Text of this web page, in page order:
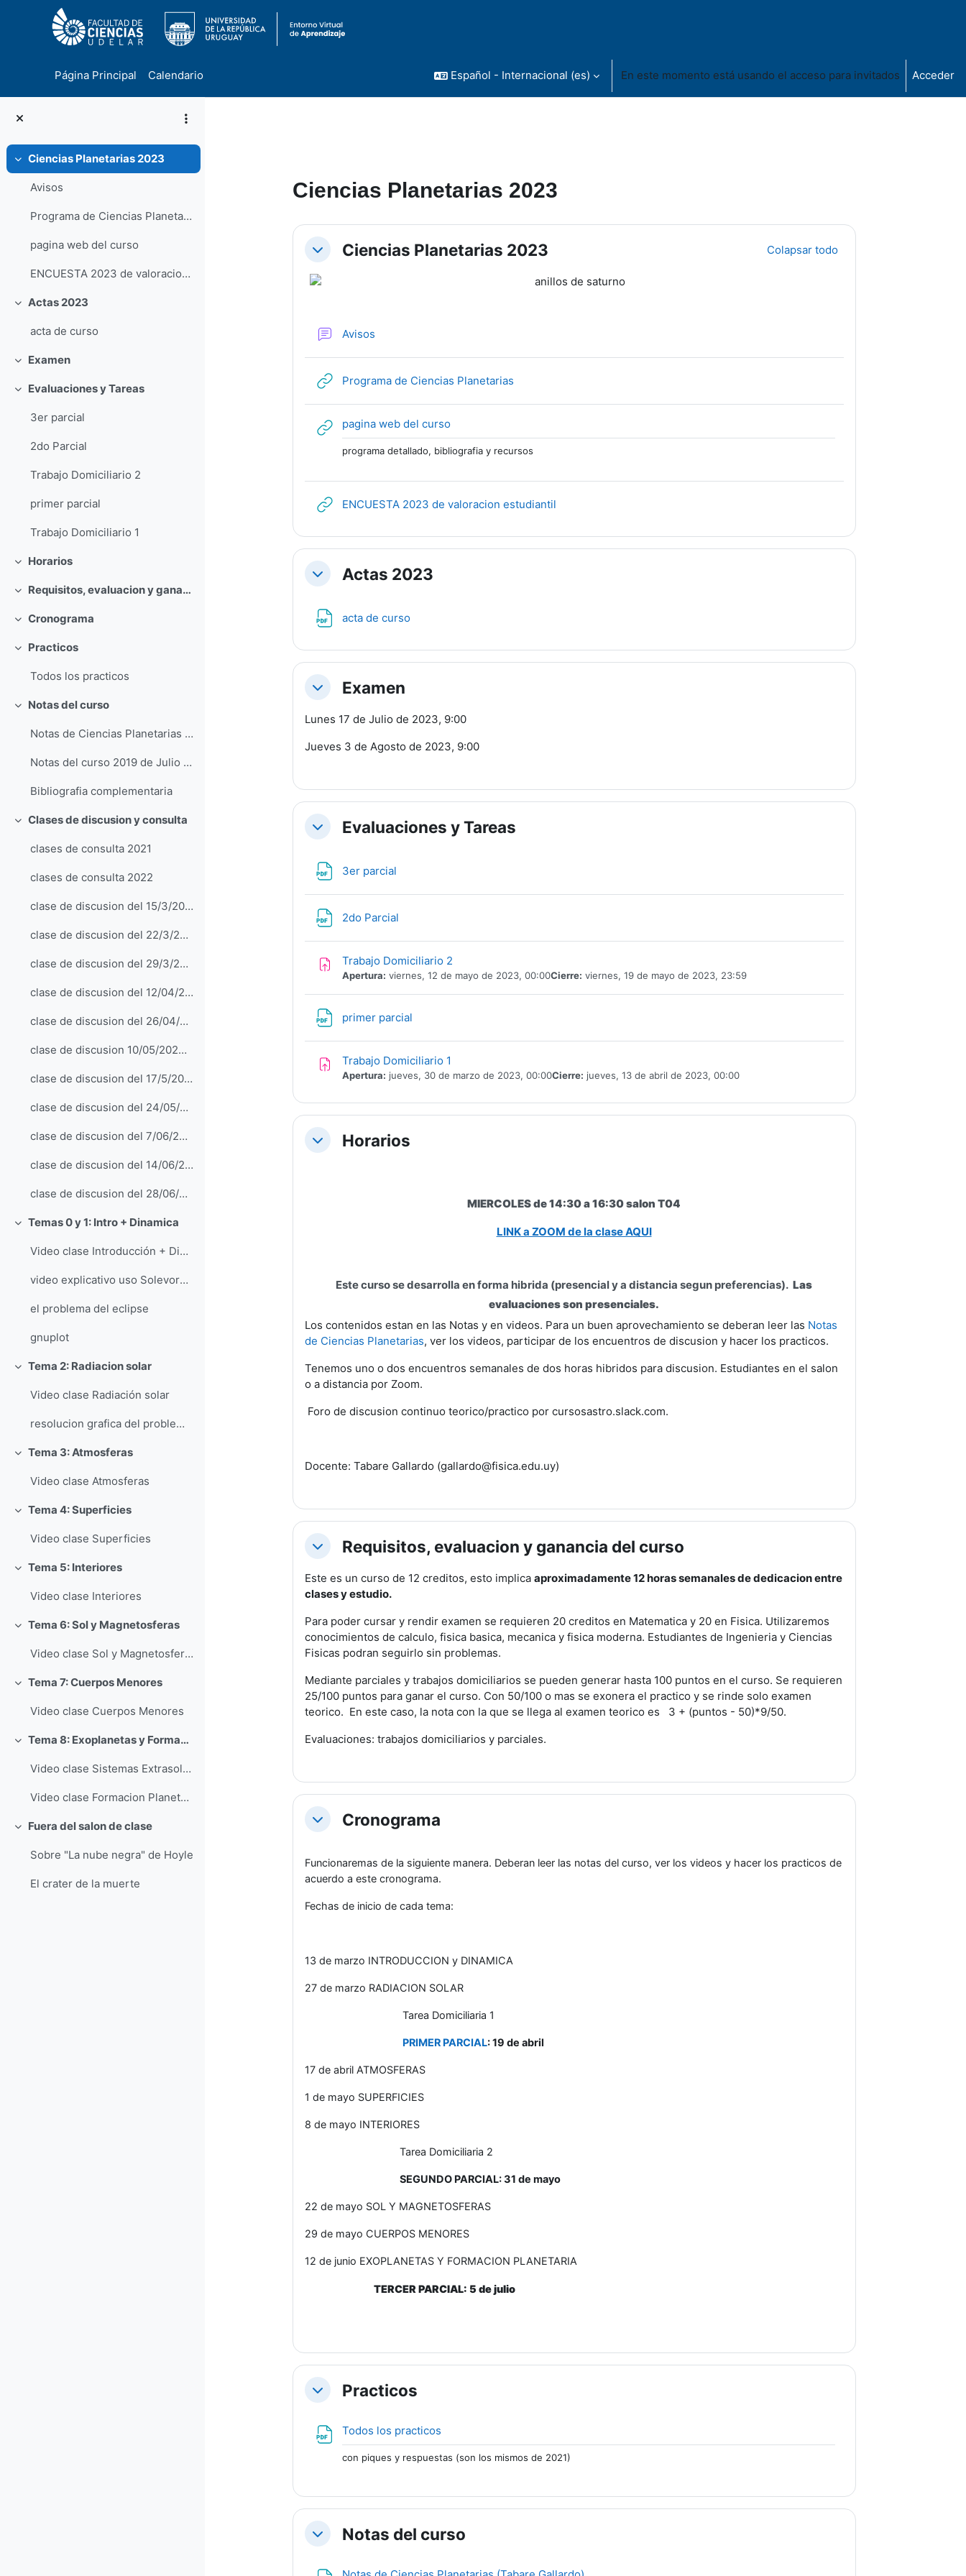
Página Principal Calendario Español - Internacional ‎(es)‎ En este momento está usando el acceso para invitados Acceder
Colapsar
Ciencias Planetarias 2023
Avisos
Programa de Ciencias Planetarias
pagina web del curso
ENCUESTA 2023 de valoracion estudiantil
Colapsar
Actas 2023
acta de curso
Colapsar
Examen
Colapsar
Evaluaciones y Tareas
3er parcial
2do Parcial
Trabajo Domiciliario 2
primer parcial
Trabajo Domiciliario 1
Colapsar
Horarios
Colapsar Requisitos, evaluacion y ganancia del curso
Colapsar
Cronograma
Colapsar
Practicos
Todos los practicos
Colapsar
Notas del curso
Notas de Ciencias Planetarias (Tabare Gallardo)
Notas del curso 2019 de Julio Fernandez
Bibliografia complementaria
Colapsar
Clases de discusion y consulta
clases de consulta 2021
clases de consulta 2022
clase de discusion del 15/3/2023: dinamica
clase de discusion del 22/3/2023: dinamica
clase de discusion del 29/3/2023: radiacion
clase de discusion del 12/04/2023: practicos
clase de discusion del 26/04/2023: atmosferas
clase de discusion 10/05/2023: superficies
clase de discusion del 17/5/2023: interiores
clase de discusion del 24/05/23: practico interiores
clase de discusion del 7/06/23: Sol y magnetosferas
clase de discusion del 14/06/23: cuerpos menores
clase de discusion del 28/06/23: exoplanetas y formacion
Colapsar
Temas 0 y 1: Intro + Dinamica
Video clase Introducción + Dinámica
video explicativo uso Solevorb (problema 7)
el problema del eclipse
gnuplot
Colapsar
Tema 2: Radiacion solar
Video clase Radiación solar
resolucion grafica del problema 5 con gnuplot
Colapsar
Tema 3: Atmosferas
Video clase Atmosferas
Colapsar
Tema 4: Superficies
Video clase Superficies
Colapsar
Tema 5: Interiores
Video clase Interiores
Colapsar
Tema 6: Sol y Magnetosferas
Video clase Sol y Magnetosferas
Colapsar
Tema 7: Cuerpos Menores
Video clase Cuerpos Menores
Colapsar Tema 8: Exoplanetas y Formacion Planetaria
Video clase Sistemas Extrasolares
Video clase Formacion Planetaria
Colapsar
Fuera del salon de clase
Sobre "La nube negra" de Hoyle
El crater de la muerte
Ciencias Planetarias 2023
Perfilado de sección
ColapsarCiencias Planetarias 2023 Colapsar todo
Avisos
Programa de Ciencias PlanetariasURL
pagina web del cursoURL
programa detallado, bibliografia y recursos
ENCUESTA 2023 de valoracion estudiantilURL
ColapsarActas 2023
acta de curso
ColapsarExamen
Lunes 17 de Julio de 2023, 9:00
Jueves 3 de Agosto de 2023, 9:00
ColapsarEvaluaciones y Tareas
3er parcial
2do Parcial
Trabajo Domiciliario 2Tarea
Apertura: viernes, 12 de mayo de 2023, 00:00Cierre: viernes, 19 de mayo de 2023, 23:59
primer parcial
Trabajo Domiciliario 1
Apertura: jueves, 30 de marzo de 2023, 00:00Cierre: jueves, 13 de abril de 2023, 00:00
ColapsarHorarios
MIERCOLES de 14:30 a 16:30 salon T04
LINK a ZOOM de la clase AQUI
Este curso se desarrolla en forma hibrida (presencial y a distancia segun preferencias). Las
evaluaciones son presenciales.
Los contenidos estan en las Notas y en videos. Para un buen aprovechamiento se deberan leer las Notas
de Ciencias Planetarias, ver los videos, participar de los encuentros de discusion y hacer los practicos.
Tenemos uno o dos encuentros semanales de dos horas hibridos para discusion. Estudiantes en el salon
o a distancia por Zoom.
Foro de discusion continuo teorico/practico por cursosastro.slack.com.
Docente: Tabare Gallardo (gallardo@fisica.edu.uy)
ColapsarRequisitos, evaluacion y ganancia del curso
Este es un curso de 12 creditos, esto implica aproximadamente 12 horas semanales de dedicacion entre
clases y estudio.
Para poder cursar y rendir examen se requieren 20 creditos en Matematica y 20 en Fisica. Utilizaremos
conocimientos de calculo, fisica basica, mecanica y fisica moderna. Estudiantes de Ingenieria y Ciencias
Fisicas podran seguirlo sin problemas.
Mediante parciales y trabajos domiciliarios se pueden generar hasta 100 puntos en el curso. Se requieren
25/100 puntos para ganar el curso. Con 50/100 o mas se exonera el practico y se rinde solo examen
teorico. En este caso, la nota con la que se llega al examen teorico es 3 + (puntos - 50)*9/50.
Evaluaciones: trabajos domiciliarios y parciales.
ColapsarCronograma
Funcionaremas de la siguiente manera. Deberan leer las notas del curso, ver los videos y hacer los practicos de
acuerdo a este cronograma.
Fechas de inicio de cada tema:
13 de marzo INTRODUCCION y DINAMICA
27 de marzo RADIACION SOLAR
Tarea Domiciliaria 1
PRIMER PARCIAL: 19 de abril
17 de abril ATMOSFERAS
1 de mayo SUPERFICIES
8 de mayo INTERIORES
Tarea Domiciliaria 2
SEGUNDO PARCIAL: 31 de mayo
22 de mayo SOL Y MAGNETOSFERAS
29 de mayo CUERPOS MENORES
12 de junio EXOPLANETAS Y FORMACION PLANETARIA
TERCER PARCIAL: 5 de julio
ColapsarPracticos
Todos los practicosURL
con piques y respuestas (son los mismos de 2021)
ColapsarNotas del curso